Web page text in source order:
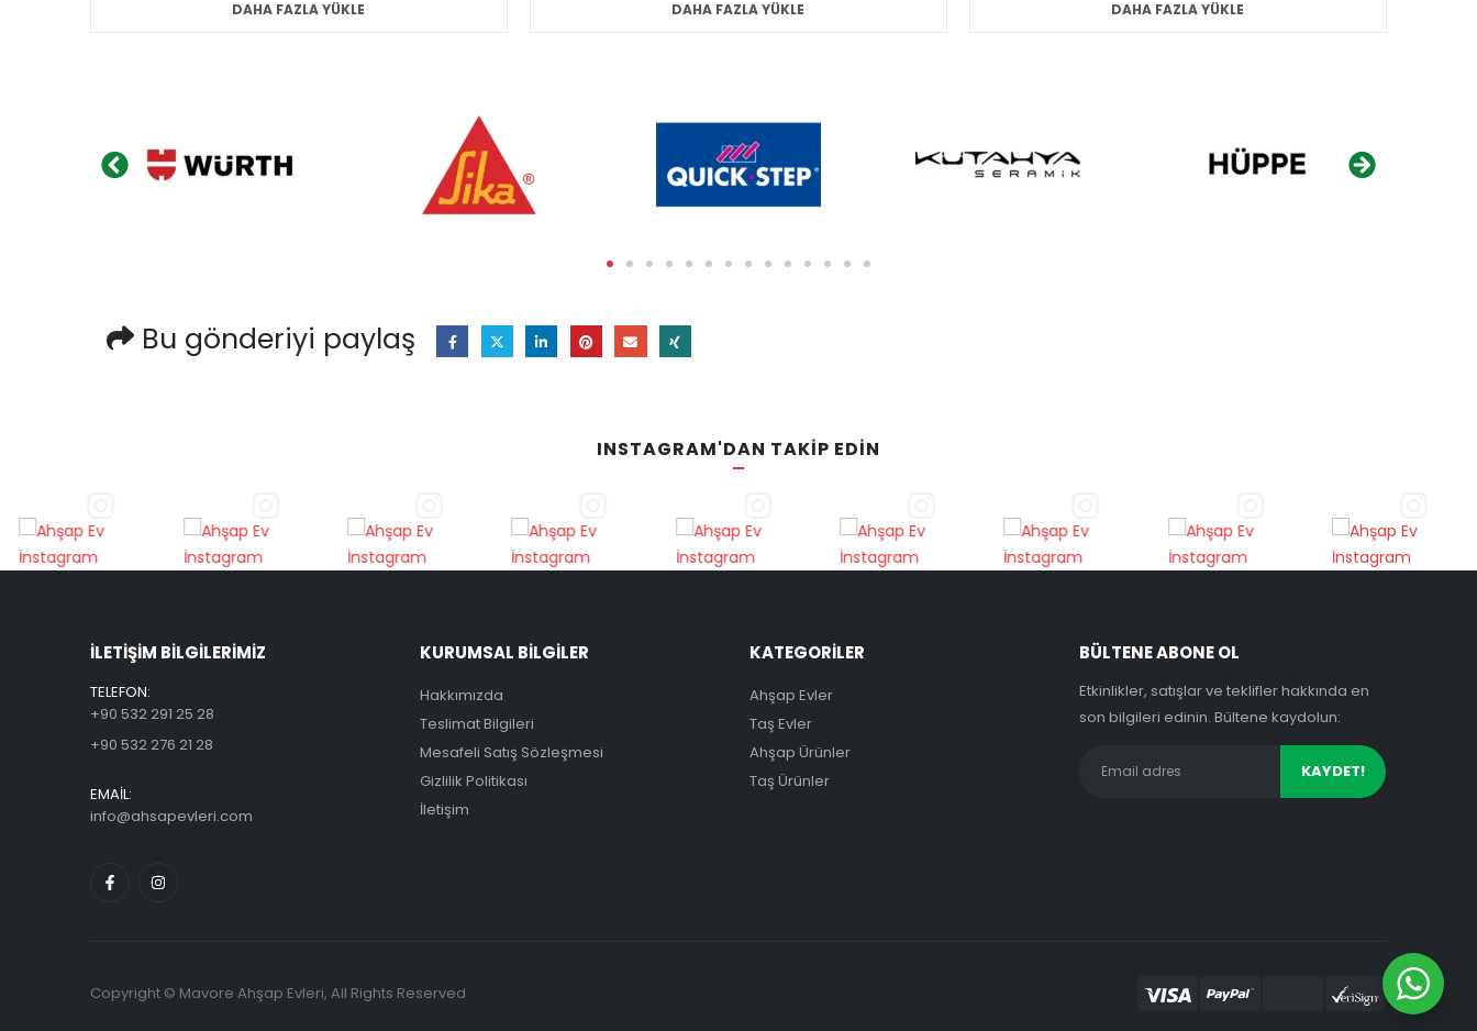
DAHA FAZLA YÜKLE DAHA FAZLA YÜKLE DAHA FAZLA YÜKLE
Bu gönderiyi paylaş
INSTAGRAM'DAN TAKİP EDİN
ILETİŞİM BİLGİLERİMİZ
TELEFON:
+90 532 291 25 28
+90 532 276 21 28
EMAİL:
info@ahsapevleri.com
KURUMSAL BİLGİLER
Hakkımızda
Teslimat Bilgileri
Mesafeli Satış Sözleşmesi
Gizlilik Politikası
İletişim
KATEGORİLER
Ahşap Evler
Taş Evler
Ahşap Ürünler
Taş Ürünler
BÜLTENE ABONE OL
Etkinlikler, satışlar ve teklifler hakkında en
son bilgileri edinin. Bültene kaydolun:
Copyright © Mavore Ahşap Evleri, All Rights Reserved